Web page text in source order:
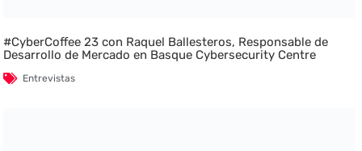
#CyberCoffee 23 con Raquel Ballesteros, Responsable de
Desarrollo de Mercado en Basque Cybersecurity Centre
Entrevistas